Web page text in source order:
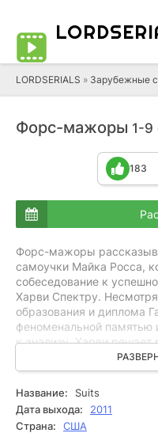
LORD
LORDSERIALS » Зарубежные
Форс-мажоры 1-9
183
Форс-мажоры
самоучки Майка Росса,
собеседование к
Харви Спектру.
образования и диплома
феноменальной
к анализу. Харви решает
команду, скрывая
сотрудничество двух
приходится не только
постоянно защищать
карьеру и репутацию.
Название:
Suits
Дата выхода:
2011
Страна:
США